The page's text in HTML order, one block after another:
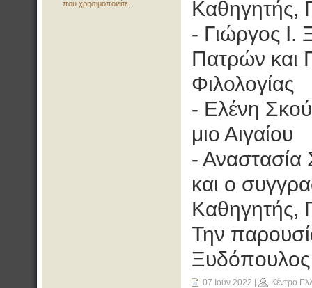
που χρησιμοποιείτε.
Καθηγητής,
- Γιώργος Ι.
Πατρών και
Φιλολογίας
- Ελένη
μιο Αιγαίου
-
και ο
Καθηγητής,
Την
Ξυδόπουλος
07 Ιούν 2022 Κέντρο